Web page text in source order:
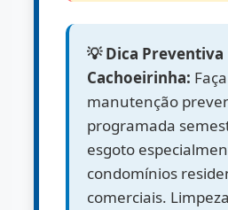
💡 Dica Preventiva
Cachoeirinha: Faça
manutenção
programada
esgoto
condomínios
comerciais.